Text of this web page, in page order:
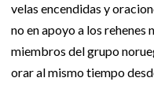
velas encendidas y
no en apoyo a los rehenes
miembros del grupo
orar al mismo tiempo